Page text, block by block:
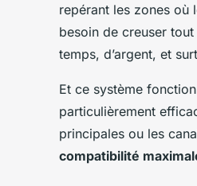
repérant les zones où
besoin de creuser
temps, d’argent, et
Et ce système
particulièrement
principales ou les
compatibilité